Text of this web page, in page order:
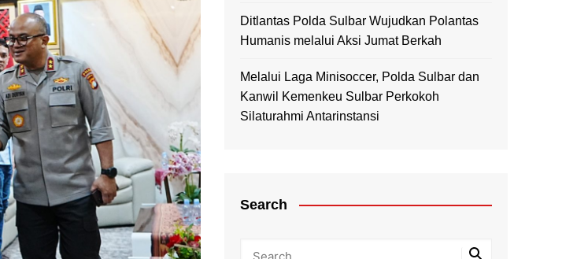
Ditlantas Polda Sulbar Wujudkan Polantas
Humanis melalui Aksi Jumat Berkah
Melalui Laga Minisoccer, Polda Sulbar dan
Kanwil Kemenkeu Sulbar Perkokoh
Silaturahmi Antarinstansi
Search